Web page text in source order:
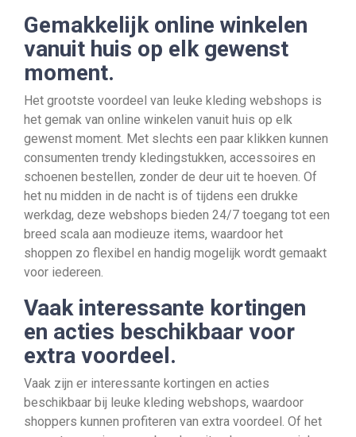
Gemakkelijk online winkelen
vanuit huis op elk gewenst
moment.
Het grootste voordeel van leuke kleding webshops is
het gemak van online winkelen vanuit huis op elk
gewenst moment. Met slechts een paar klikken kunnen
consumenten trendy kledingstukken, accessoires en
schoenen bestellen, zonder de deur uit te hoeven. Of
het nu midden in de nacht is of tijdens een drukke
werkdag, deze webshops bieden 24/7 toegang tot een
breed scala aan modieuze items, waardoor het
shoppen zo flexibel en handig mogelijk wordt gemaakt
voor iedereen.
Vaak interessante kortingen
en acties beschikbaar voor
extra voordeel.
Vaak zijn er interessante kortingen en acties
beschikbaar bij leuke kleding webshops, waardoor
shoppers kunnen profiteren van extra voordeel. Of het